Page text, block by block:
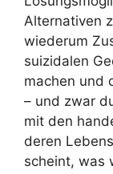
Alternativen
wiederum
suizidalen
machen und
– und zwar
mit den
deren
scheint, was